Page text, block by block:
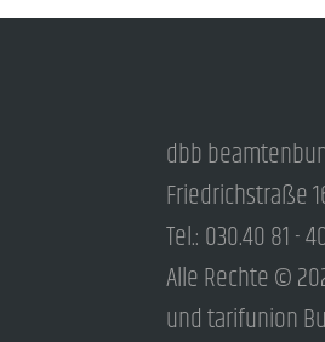
dbb
Friedrichstraße
Tel.: 030.40 81 -
Alle Rechte ©
und tarifunion